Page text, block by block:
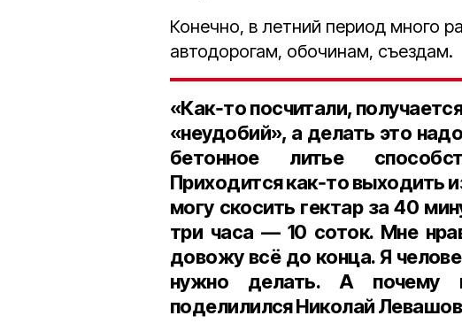
Конечно, в летний период много
автодорогам, обочинам, съездам.
«Как‑то посчитали,
«неудобий», а делать это надо
бетонное литье
Приходится как‑то выходить
могу скосить гектар за 40
три часа — 10 соток. Мне
довожу всё до конца. Я
нужно делать. А почему
поделилился Николай